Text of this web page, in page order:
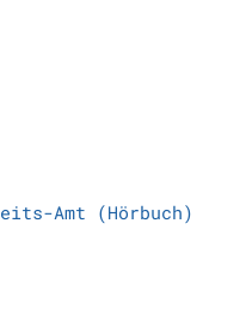
Amt (Hörbuch)